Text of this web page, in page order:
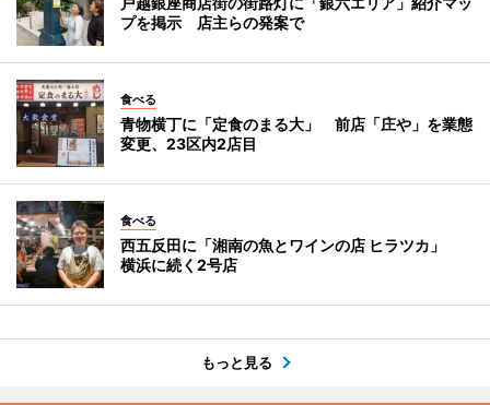
プを掲示 店主らの発案で
食べる
青物横丁に「定食のまる大」 前店「庄や」を業態
変更、23区内2店目
食べる
西五反田に「湘南の魚とワインの店 ヒラツカ」
横浜に続く2号店
もっと見る